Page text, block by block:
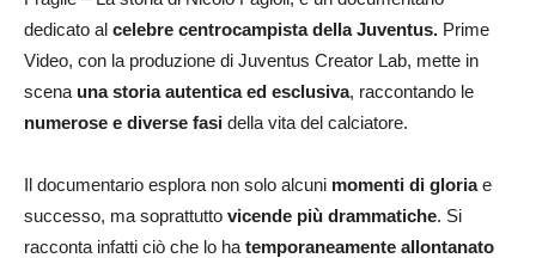
dedicato al celebre centrocampista della Juventus. Prime
Video, con la produzione di Juventus Creator Lab, mette in
scena una storia autentica ed esclusiva, raccontando le
numerose e diverse fasi della vita del calciatore.
Il documentario esplora non solo alcuni momenti di gloriae
successo, ma soprattutto vicende più drammatiche. Si
racconta infatti ciò che lo ha temporaneamente allontanato